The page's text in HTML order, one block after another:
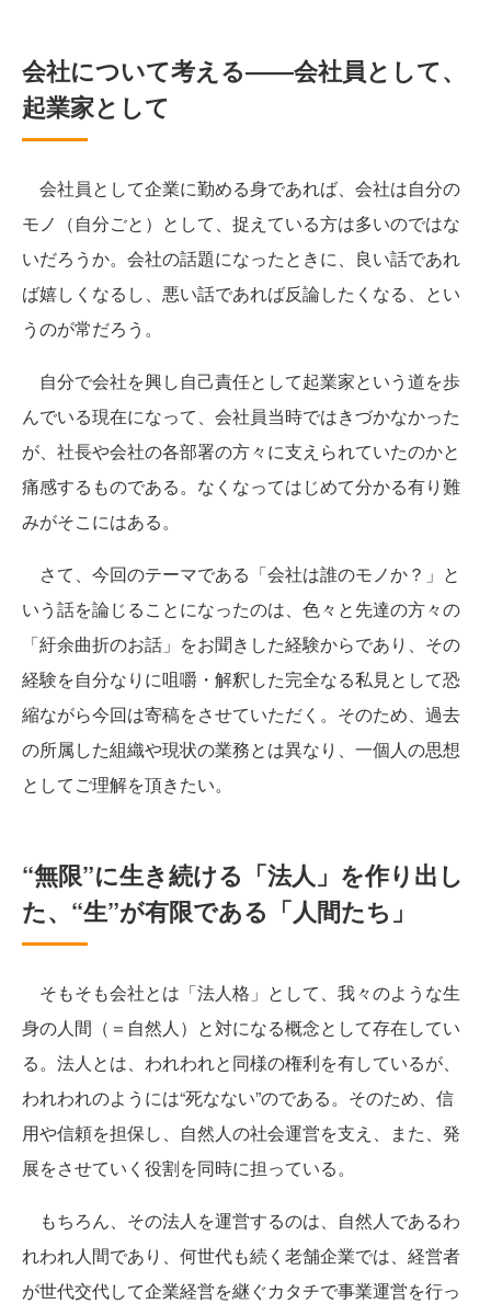
会社について考える――会社員として、
起業家として
会社員として企業に勤める身であれば、会社は自分の
モノ（自分ごと）として、捉えている方は多いのではな
いだろうか。会社の話題になったときに、良い話であれ
ば嬉しくなるし、悪い話であれば反論したくなる、とい
うのが常だろう。
自分で会社を興し自己責任として起業家という道を歩
んでいる現在になって、会社員当時ではきづかなかった
が、社長や会社の各部署の方々に支えられていたのかと
痛感するものである。なくなってはじめて分かる有り難
みがそこにはある。
さて、今回のテーマである「会社は誰のモノか？」と
いう話を論じることになったのは、色々と先達の方々の
「紆余曲折のお話」をお聞きした経験からであり、その
経験を自分なりに咀嚼・解釈した完全なる私見として恐
縮ながら今回は寄稿をさせていただく。そのため、過去
の所属した組織や現状の業務とは異なり、一個人の思想
としてご理解を頂きたい。
“無限”に生き続ける「法人」を作り出し
た、“生”が有限である「人間たち」
そもそも会社とは「法人格」として、我々のような生
身の人間（＝自然人）と対になる概念として存在してい
る。法人とは、われわれと同様の権利を有しているが、
われわれのようには“死なない”のである。そのため、信
用や信頼を担保し、自然人の社会運営を支え、また、発
展をさせていく役割を同時に担っている。
もちろん、その法人を運営するのは、自然人であるわ
れわれ人間であり、何世代も続く老舗企業では、経営者
が世代交代して企業経営を継ぐカタチで事業運営を行っ